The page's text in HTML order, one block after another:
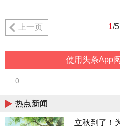
上一页 1/5
使用头条App
0
热点新闻
立秋到了！